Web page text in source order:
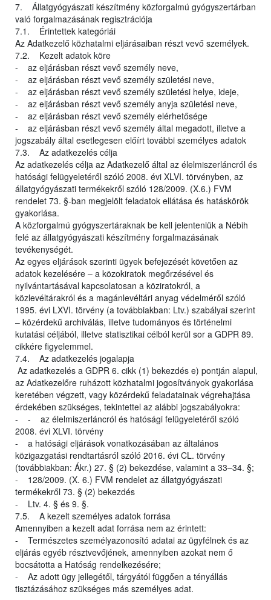
7. Állatgyógyászati készítmény közforgalmú gyógyszertárban
való forgalmazásának regisztrációja
7.1. Érintettek kategóriái
Az Adatkezelő közhatalmi eljárásaiban részt vevő személyek.
7.2. Kezelt adatok köre
- az eljárásban részt vevő személy neve,
- az eljárásban részt vevő személy születési neve,
- az eljárásban részt vevő személy születési helye, ideje,
- az eljárásban részt vevő személy anyja születési neve,
- az eljárásban részt vevő személy elérhetősége
- az eljárásban részt vevő személy által megadott, illetve a
jogszabály által esetlegesen előírt további személyes adatok
7.3. Az adatkezelés célja
Az adatkezelés célja az Adatkezelő által az élelmiszerláncról és
hatósági felügyeletéről szóló 2008. évi XLVI. törvényben, az
állatgyógyászati termékekről szóló 128/2009. (X.6.) FVM
rendelet 73. §-ban megjelölt feladatok ellátása és hatáskörök
gyakorlása.
A közforgalmú gyógyszertáraknak be kell jelenteniük a Nébih
felé az állatgyógyászati készítmény forgalmazásának
tevékenységét.
Az egyes eljárások szerinti ügyek befejezését követően az
adatok kezelésére – a közokiratok megőrzésével és
nyilvántartásával kapcsolatosan a köziratokról, a
közlevéltárakról és a magánlevéltári anyag védelméről szóló
1995. évi LXVI. törvény (a továbbiakban: Ltv.) szabályai szerint
– közérdekű archiválás, illetve tudományos és történelmi
kutatási céljából, illetve statisztikai célból kerül sor a GDPR 89.
cikkére figyelemmel.
7.4. Az adatkezelés jogalapja
Az adatkezelés a GDPR 6. cikk (1) bekezdés e) pontján alapul,
az Adatkezelőre ruházott közhatalmi jogosítványok gyakorlása
keretében végzett, vagy közérdekű feladatainak végrehajtása
érdekében szükséges, tekintettel az alábbi jogszabályokra:
- - az élelmiszerláncról és hatósági felügyeletéről szóló
2008. évi XLVI. törvény
- a hatósági eljárások vonatkozásában az általános
közigazgatási rendtartásról szóló 2016. évi CL. törvény
(továbbiakban: Ákr.) 27. § (2) bekezdése, valamint a 33–34. §;
- 128/2009. (X. 6.) FVM rendelet az állatgyógyászati
termékekről 73. § (2) bekezdés
- Ltv. 4. § és 9. §.
7.5. A kezelt személyes adatok forrása
Amennyiben a kezelt adat forrása nem az érintett:
- Természetes személyazonosító adatai az ügyfélnek és az
eljárás egyéb résztvevőjének, amennyiben azokat nem ő
bocsátotta a Hatóság rendelkezésére;
- Az adott ügy jellegétől, tárgyától függően a tényállás
tisztázásához szükséges más személyes adat.